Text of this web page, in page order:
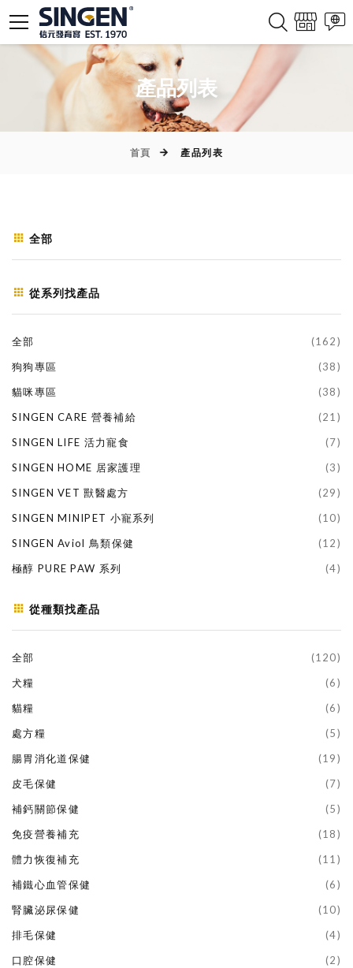
產品列表
首頁 產品列表
全部
從系列找產品
全部
(162)
狗狗專區
(38)
貓咪專區
(38)
SINGEN CARE 營養補給
(21)
SINGEN LIFE 活力寵食
(7)
SINGEN HOME 居家護理
(3)
SINGEN VET 獸醫處方
(29)
SINGEN MINIPET 小寵系列
(10)
SINGEN Aviol 鳥類保健
(12)
極醇 PURE PAW 系列
(4)
從種類找產品
全部
(120)
犬糧
(6)
貓糧
(6)
處方糧
(5)
腸胃消化道保健
(19)
皮毛保健
(7)
補鈣關節保健
(5)
免疫營養補充
(18)
體力恢復補充
(11)
補鐵心血管保健
(6)
腎臟泌尿保健
(10)
排毛保健
(4)
口腔保健
(2)